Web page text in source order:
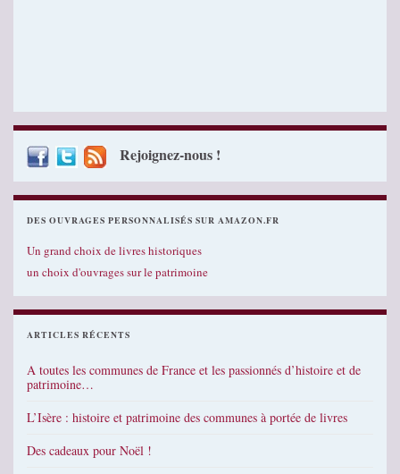
Rejoignez-nous !
DES OUVRAGES PERSONNALISÉS SUR AMAZON.FR
Un grand choix de livres historiques
un choix d'ouvrages sur le patrimoine
ARTICLES RÉCENTS
A toutes les communes de France et les passionnés d’histoire et de
patrimoine…
L’Isère : histoire et patrimoine des communes à portée de livres
Des cadeaux pour Noël !